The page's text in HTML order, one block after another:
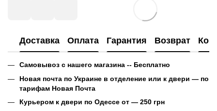
Доставка Оплата Гарантия Возврат
Самовывоз с нашего магазина -- Бесплатно
Новая почта по Украине в отделение или к двери — по
тарифам Новая Почта
Курьером к двери по Одессе от — 250 грн